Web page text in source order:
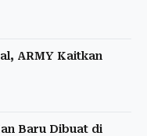
ARMY Kaitkan
Baru Dibuat di